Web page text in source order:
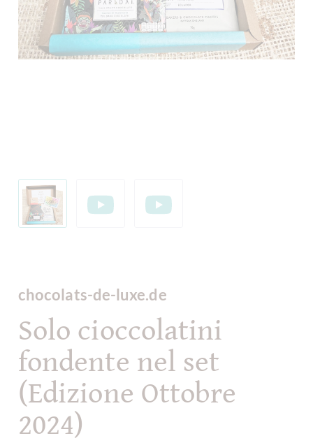
chocolats-de-luxe.de
Solo cioccolatini
fondente nel set
(Edizione Ottobre
2024)